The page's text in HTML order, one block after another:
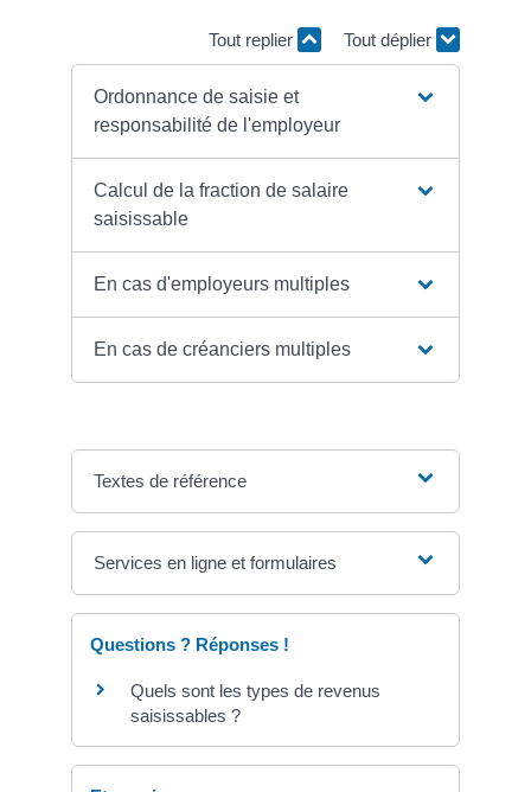
Tout replier Tout déplier
Ordonnance de saisie et
responsabilité de l'employeur
Calcul de la fraction de salaire
saisissable
En cas d'employeurs multiples
En cas de créanciers multiples
Textes de référence
Services en ligne et formulaires
Questions ? Réponses !
Quels sont les types de revenus
saisissables ?